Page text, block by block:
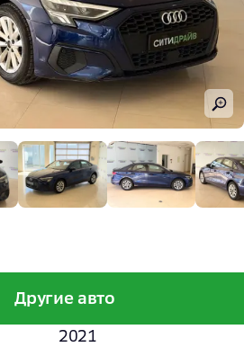
2021
Другие авто